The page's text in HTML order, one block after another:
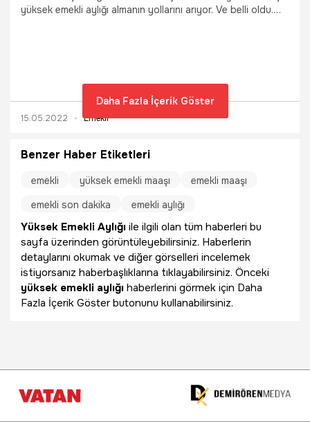
yüksek emekli aylığı almanın yollarını arıyor. Ve belli oldu.
maaşının yaklaşık olarak kaç lira olabileceğini öğrenenler ise
emekli olduklarında alacakları maaşı yükseltmenin mümkün
olup olmadığını merak ediyor. Emekli aylığını yükseltmek
15.05.2022 Emekli
Daha Fazla İçerik Göster
Benzer Haber Etiketleri
emekli yüksek emekli maaşı
emekli maaşı
emekli son dakika
emekli aylığı
Yüksek Emekli Aylığı ile ilgili olan tüm haberleri bu
sayfa üzerinden görüntüleyebilirsiniz. Haberlerin
detaylarını okumak ve diğer görselleri incelemek
istiyorsanız haberbaşlıklarına tıklayabilirsiniz. Önceki
yüksek emekli aylığı haberlerini görmek için Daha
Fazla İçerik Göster butonunu kullanabilirsiniz.